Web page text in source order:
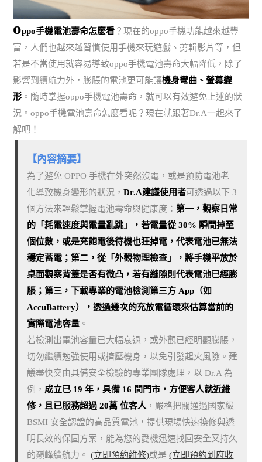
oppo手機電池壽命怎麼看 ？現在的oppo手機功能越來越豐
富，人們也越來越習慣使用手機來玩遊戲、剪輯影片等，但
若是不當使用就容易導致oppo手機電池壽命大幅降低，除了
影響到續航力外，膨脹的電池更可能讓機身彎曲、螢幕變
形 。隨時掌握oppo手機電池壽命，就可以有效避免上述的狀
況。oppo手機電池壽命怎麼看呢？現在就跟著Dr.A一起來了
解吧！
【內容摘要】
為了避免 OPPO 手機在外突然沒電，或是預防電池老
化導致機身變形的狀況，Dr.A建議使用者可透過以下 3
個方法來輕鬆掌握電池壽命與健康度：第一，觀察日常
的「耗電速度與電量亂跳」，若電量從 30% 瞬間掉至
個位數，或是充飽電後待機也狂掉電，代表電池已無法
穩定蓄電；第二，從「外觀物理檢查」，將手機平放於
桌面觀察背蓋是否有微凸，若有縫隙則代表電池已經膨
脹；第三，下載專業的電池檢測第三方 App（如
AccuBattery），透過幾次的充放電循環來估算當前的
實際電池容量 。
若檢測出電池容量已大幅衰退，或外觀已經明顯膨脹，
切勿繼續勉強使用或擠壓機身，以免引發起火風險。建
議盡快交由具備安全檢驗的專業團隊處理，以 Dr.A 為
例， 成立已 19 年，具備 16 間門市，方便客人就近維
修，且已服務超過 20萬 位客人 ，嚴格把關通過國家級
BSMI 安全認證的高品質電池，提供現場快速換修與透
明長效的保固方案，能為您的愛機迅速找回安全又持久
的巔峰續航力。(立即預約維修)或是(立即預約到府收